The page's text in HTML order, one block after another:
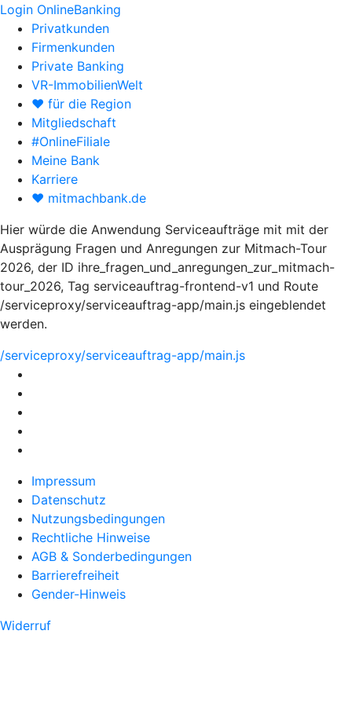
Login OnlineBanking
Privatkunden
Firmenkunden
Private Banking
VR-ImmobilienWelt
♥ für die Region
Mitgliedschaft
#OnlineFiliale
Meine Bank
Karriere
♥ mitmachbank.de
Hier würde die Anwendung Serviceaufträge mit mit der
Ausprägung Fragen und Anregungen zur Mitmach-Tour
2026, der ID ihre_fragen_und_anregungen_zur_mitmach-
tour_2026, Tag serviceauftrag-frontend-v1 und Route
/serviceproxy/serviceauftrag-app/main.js eingeblendet
werden.
/serviceproxy/serviceauftrag-app/main.js
Impressum
Datenschutz
Nutzungsbedingungen
Rechtliche Hinweise
AGB & Sonderbedingungen
Barrierefreiheit
Gender-Hinweis
Widerruf